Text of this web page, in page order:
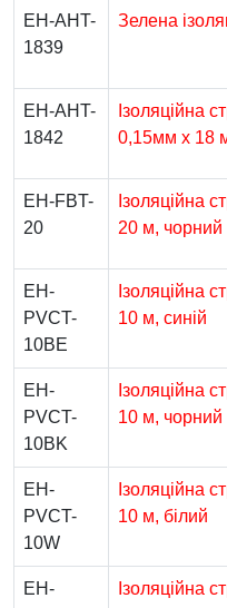
EH-AHT-
1839
Зелена
EH-AHT-
1842
Ізоляційна
0,15мм x 18
EH-FBT-
20
Ізоляційна
20 м, чорний
EH-
PVCT-
10BE
Ізоляційна
10 м, синій
EH-
PVCT-
10BK
Ізоляційна
10 м, чорний
EH-
PVCT-
10W
Ізоляційна
10 м, білий
EH-
Ізоляційна